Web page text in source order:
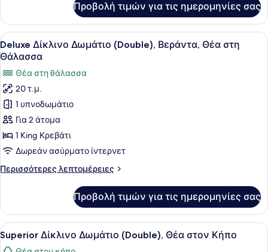
στη
Θάλασσα
Δίκλινο
Δωμάτιο
(Double),
Μπαλκόνι,
Θέα
στη
Θάλασσα
Προβολή τιμών για τις ημερομηνίες σας
Προβολή
όλων
των
φωτογραφιών
για
Deluxe
Δίκλινο
Δωμάτιο
(Double),
Θέα
Ένα υπνοδωμάτιο με ένα
35
Deluxe Δίκλινο Δωμάτιο (Double), Βεράντα, Θέα στη
Θάλασσα
Θέα στη θάλασσα
20 τ.μ.
1 υπνοδωμάτιο
Για 2 άτομα
1 King Κρεβάτι
Δωρεάν ασύρματο ίντερνετ
Περισσότερες λεπτομέρειες
Περισσότερες
Δίκλινο
Δωμάτιο
(Double),
Βεράντα,
Προβολή τιμών για τις ημερομηνίες σας
Προβολή
όλων
Ένα υπνοδωμάτιο με ένα
5
Superior Δίκλινο Δωμάτιο (Double), Θέα στον Κήπο